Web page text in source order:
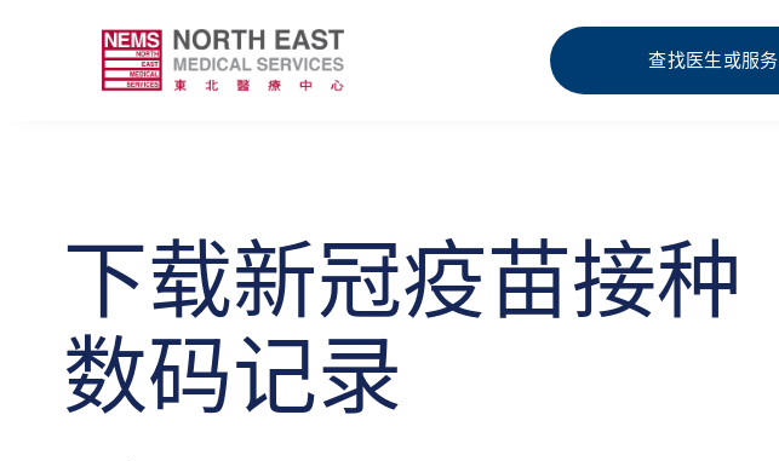
查找医生或服务
下载新冠疫苗接种
数码记录